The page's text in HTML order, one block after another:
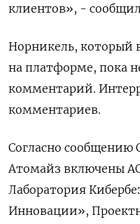
клиентов», -
Норникель, который
на платформе, пока
комментарий.
комментариев.
Согласно сообщению
Атомайз включены
Лаборатория
Инновации»,